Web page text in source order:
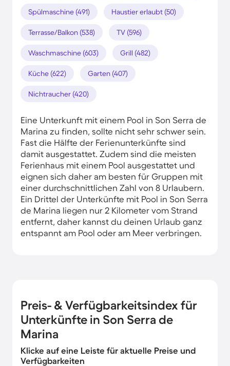
Spülmaschine (491) Haustier erlaubt (50)
Terrasse/Balkon (538) TV (596)
Waschmaschine (603) Grill (482)
Küche (622) Garten (407)
Nichtraucher (420)
Eine Unterkunft mit einem Pool in Son Serra de
Marina zu finden, sollte nicht sehr schwer sein.
Fast die Hälfte der Ferienunterkünfte sind
damit ausgestattet. Zudem sind die meisten
Ferienhaus mit einem Pool ausgestattet und
eignen sich daher am besten für Gruppen mit
einer durchschnittlichen Zahl von 8 Urlaubern.
Ein Drittel der Unterkünfte mit Pool in Son Serra
de Marina liegen nur 2 Kilometer vom Strand
entfernt, daher kannst du deinen Urlaub ganz
entspannt am Pool oder am Meer verbringen.
Preis- & Verfügbarkeitsindex für
Unterkünfte in Son Serra de
Marina
Klicke auf eine Leiste für aktuelle Preise und
Verfügbarkeiten